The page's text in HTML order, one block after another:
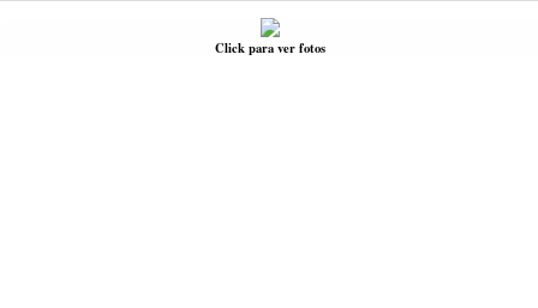
Click para ver fotos